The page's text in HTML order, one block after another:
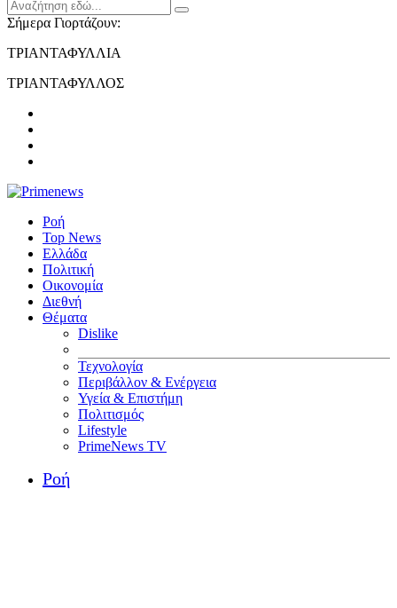
Σήμερα Γιορτάζουν:
ΤΡΙΑΝΤΑΦΥΛΛΙΑ
ΤΡΙΑΝΤΑΦΥΛΛΟΣ
Ροή
Top News
Ελλάδα
Πολιτική
Οικονομία
Διεθνή
Θέματα
Dislike
Τεχνολογία
Περιβάλλον & Ενέργεια
Υγεία & Επιστήμη
Πολιτισμός
Lifestyle
PrimeNews TV
Ροή